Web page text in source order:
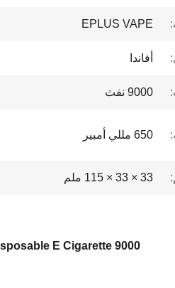
EPLUS VAPE
أفاندا
9000 نفث
650 مللي أمبير
33 × 33 × 115 ملم
9000 Puffs Disposable E Cigarette